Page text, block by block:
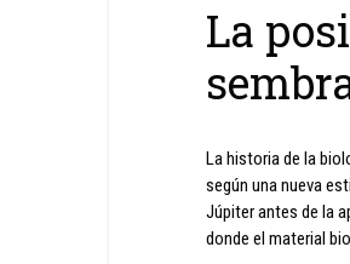
La
La historia de la
según una nueva
Júpiter antes de la
donde el material